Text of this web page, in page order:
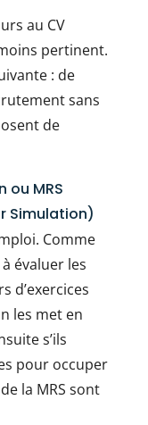
au CV
pertinent.
: de
sans
de
ou MRS
Simulation)
Comme
évaluer les
d’exercices
les met en
s’ils
pour occuper
la MRS sont